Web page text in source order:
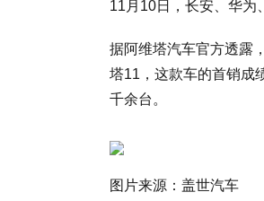
11月10日，长安、华为
据阿维塔汽车官方透露
塔11，这款车的首销成
千余台。
图片来源：盖世汽车